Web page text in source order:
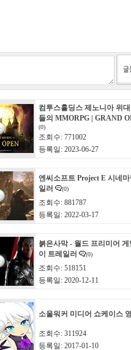
컴투스홀딩스 제노니아 위
들의 MMORPG | GRAND
(0)
조회수: 771002
등록일: 2023-06-27
엔씨소프트 Project E 시네마
일러
(0)
조회수: 881787
등록일: 2022-03-17
붉은사막 - 월드 프리미어 게
이 트레일러
(0)
조회수: 518151
등록일: 2020-12-11
소울워커 미디어 쇼케이스
조회수: 311924
등록일: 2017-01-10